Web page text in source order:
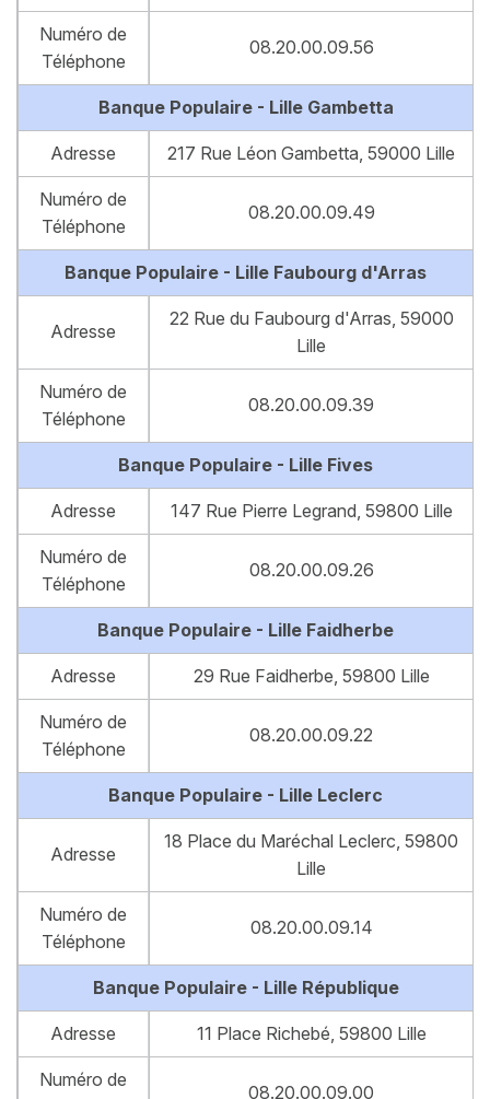
Numéro de
Téléphone
08.20.00.09.56
Banque Populaire - Lille Gambetta
Adresse 217 Rue Léon Gambetta, 59000 Lille
Numéro de
Téléphone
08.20.00.09.49
Banque Populaire - Lille Faubourg d'Arras
Adresse
22 Rue du Faubourg d'Arras, 59000
Lille
Numéro de
Téléphone
08.20.00.09.39
Banque Populaire - Lille Fives
Adresse 147 Rue Pierre Legrand, 59800 Lille
Numéro de
Téléphone
08.20.00.09.26
Banque Populaire - Lille Faidherbe
Adresse 29 Rue Faidherbe, 59800 Lille
Numéro de
Téléphone
08.20.00.09.22
Banque Populaire - Lille Leclerc
Adresse
18 Place du Maréchal Leclerc, 59800
Lille
Numéro de
Téléphone
08.20.00.09.14
Banque Populaire - Lille République
Adresse 11 Place Richebé, 59800 Lille
Numéro de
08.20.00.09.00